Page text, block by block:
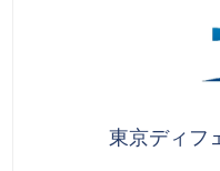
東京ディフ